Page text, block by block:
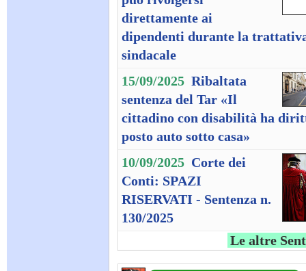
direttamente ai
dipendenti durante la
sindacale
15/09/2025 Ribaltata
sentenza del Tar «Il
cittadino con disabilità ha
posto auto sotto casa»
10/09/2025 Corte dei
Conti: SPAZI
RISERVATI - Sentenza n.
130/2025
Le altre